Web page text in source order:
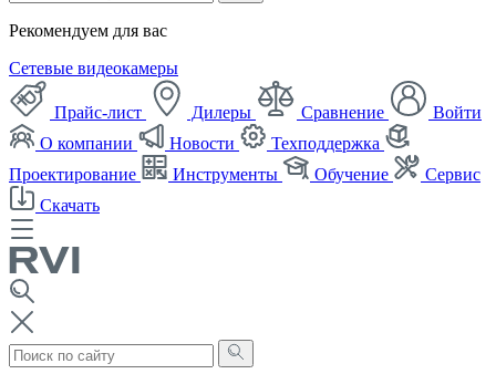
Рекомендуем для вас
Сетевые видеокамеры
Прайс-лист Дилеры Сравнение
Войти
О компании
Новости
Техподдержка
Проектирование
Инструменты Обучение
Сервис
Скачать